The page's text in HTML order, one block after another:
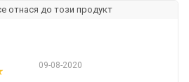
отнася до този продукт
09-08-2020